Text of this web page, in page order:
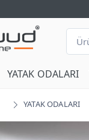
YATAK ODALARI
YATAK ODALARI